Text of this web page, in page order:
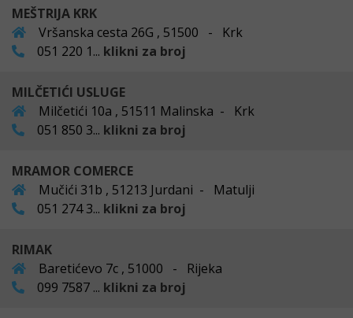
MEŠTRIJA KRK
Vršanska cesta 26G , 51500 - Krk
051 220 1... klikni za broj
MILČETIĆI USLUGE
Milčetići 10a , 51511 Malinska - Krk
051 850 3... klikni za broj
MRAMOR COMERCE
Mučići 31b , 51213 Jurdani - Matulji
051 274 3... klikni za broj
RIMAK
Baretićevo 7c , 51000 - Rijeka
099 7587 ... klikni za broj